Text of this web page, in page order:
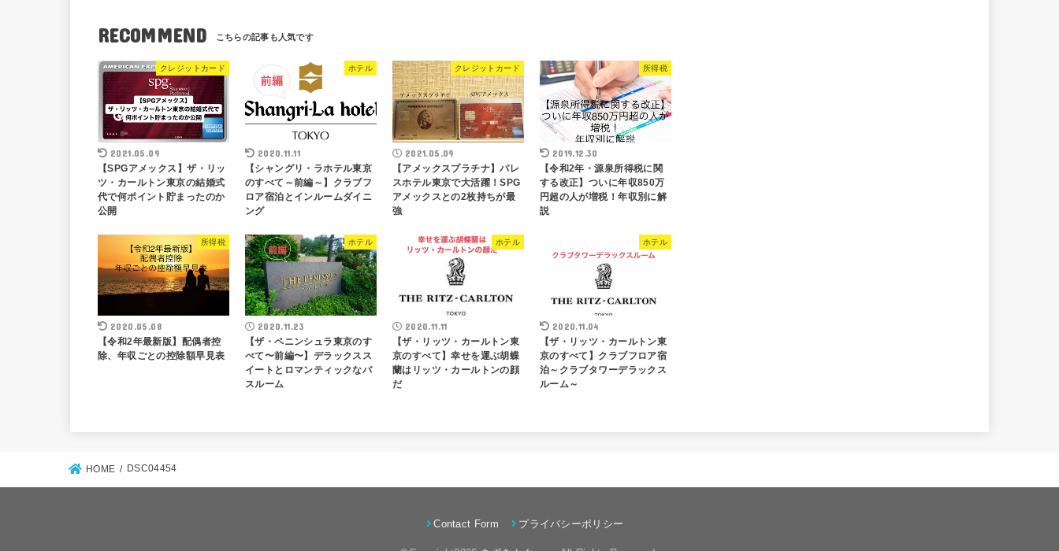
RECOMMEND
クレジットカード
2021.05.09
【SPGアメックス】ザ・リッ
ツ・カールトン東京の結婚式
代で何ポイント貯まったのか
公開
ホテル
2020.11.11
【シャングリ・ラホテル東京
のすべて～前編～】クラブフ
ロア宿泊とインルームダイニ
ング
クレジットカード
2021.05.09
【アメックスプラチナ】パレ
スホテル東京で大活躍！SPG
アメックスとの2枚持ちが最
強
所得税
2019.12.30
【令和2年・源泉所得税に関
する改正】ついに年収850万
円超の人が増税！年収別に解
説
所得税
2020.05.08
【令和2年最新版】配偶者控
除、年収ごとの控除額早見表
ホテル
2020.11.23
【ザ・ペニンシュラ東京のす
べて〜前編〜】デラックスス
イートとロマンティックなバ
スルーム
ホテル
2020.11.11
【ザ・リッツ・カールトン東
京のすべて】幸せを運ぶ胡蝶
蘭はリッツ・カールトンの顔
だ
ホテル
2020.11.04
【ザ・リッツ・カールトン東
京のすべて】クラブフロア宿
泊～クラブタワーデラックス
ルーム～
HOME DSC04454
Contact Form プライバシーポリシー